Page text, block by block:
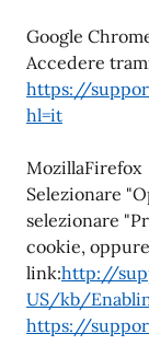
Google
Accedere
https://
hl=it
MozillaFirefox
Selezionare
selezionare
cookie,
link:http://
US/kb/
https://